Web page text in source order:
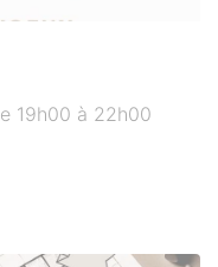
19h00 à 22h00